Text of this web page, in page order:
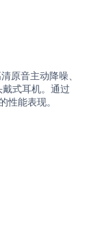
原音主动降噪、
式耳机。通过
能表现。